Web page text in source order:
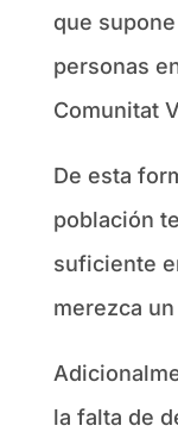
que
personas
Comunitat
De esta
población
suficiente
merezca
la falta de